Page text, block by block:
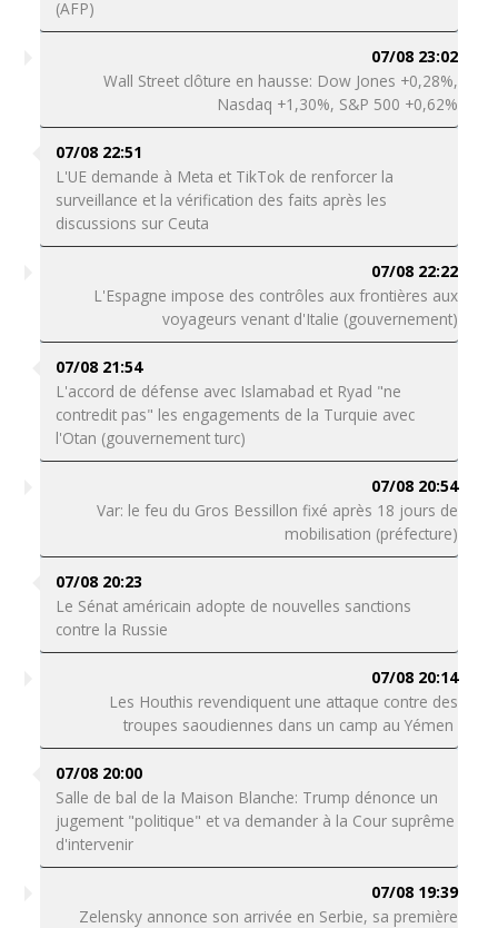
(AFP)
07/08 23:02
Wall Street clôture en hausse: Dow Jones +0,28%,
Nasdaq +1,30%, S&P 500 +0,62%
07/08 22:51
L'UE demande à Meta et TikTok de renforcer la
surveillance et la vérification des faits après les
discussions sur Ceuta
07/08 22:22
L'Espagne impose des contrôles aux frontières aux
voyageurs venant d'Italie (gouvernement)
07/08 21:54
L'accord de défense avec Islamabad et Ryad "ne
contredit pas" les engagements de la Turquie avec
l'Otan (gouvernement turc)
07/08 20:54
Var: le feu du Gros Bessillon fixé après 18 jours de
mobilisation (préfecture)
07/08 20:23
Le Sénat américain adopte de nouvelles sanctions
contre la Russie
07/08 20:14
Les Houthis revendiquent une attaque contre des
troupes saoudiennes dans un camp au Yémen
07/08 20:00
Salle de bal de la Maison Blanche: Trump dénonce un
jugement "politique" et va demander à la Cour suprême
d'intervenir
07/08 19:39
Zelensky annonce son arrivée en Serbie, sa première